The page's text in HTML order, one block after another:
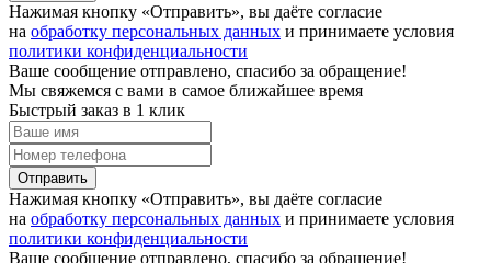
Нажимая кнопку «Отправить», вы даёте согласие
на обработку персональных данных и принимаете условия
политики конфиденциальности
Ваше сообщение отправлено, спасибо за обращение!
Мы свяжемся с вами в самое ближайшее время
Быстрый заказ в 1 клик
Отправить
Нажимая кнопку «Отправить», вы даёте согласие
на обработку персональных данных и принимаете условия
политики конфиденциальности
Ваше сообщение отправлено, спасибо за обращение!